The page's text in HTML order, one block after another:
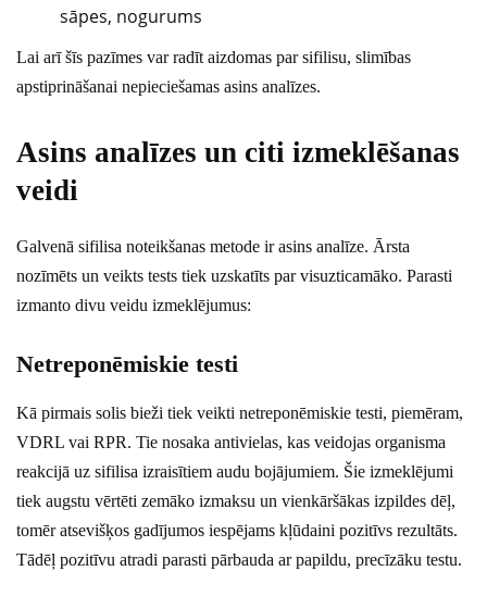
sāpes, nogurums
Lai arī šīs pazīmes var radīt aizdomas par sifilisu, slimības
apstiprināšanai nepieciešamas asins analīzes.
Asins analīzes un citi izmeklēšanas
veidi
Galvenā sifilisa noteikšanas metode ir asins analīze. Ārsta
nozīmēts un veikts tests tiek uzskatīts par visuzticamāko. Parasti
izmanto divu veidu izmeklējumus:
Netreponēmiskie testi
Kā pirmais solis bieži tiek veikti netreponēmiskie testi, piemēram,
VDRL vai RPR. Tie nosaka antivielas, kas veidojas organisma
reakcijā uz sifilisa izraisītiem audu bojājumiem. Šie izmeklējumi
tiek augstu vērtēti zemāko izmaksu un vienkāršākas izpildes dēļ,
tomēr atsevišķos gadījumos iespējams kļūdaini pozitīvs rezultāts.
Tādēļ pozitīvu atradi parasti pārbauda ar papildu, precīzāku testu.